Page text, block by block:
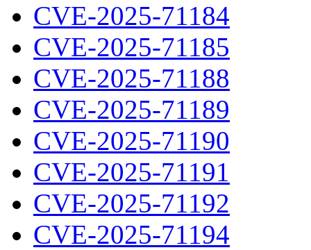
CVE-2025-71184
CVE-2025-71185
CVE-2025-71188
CVE-2025-71189
CVE-2025-71190
CVE-2025-71191
CVE-2025-71192
CVE-2025-71194